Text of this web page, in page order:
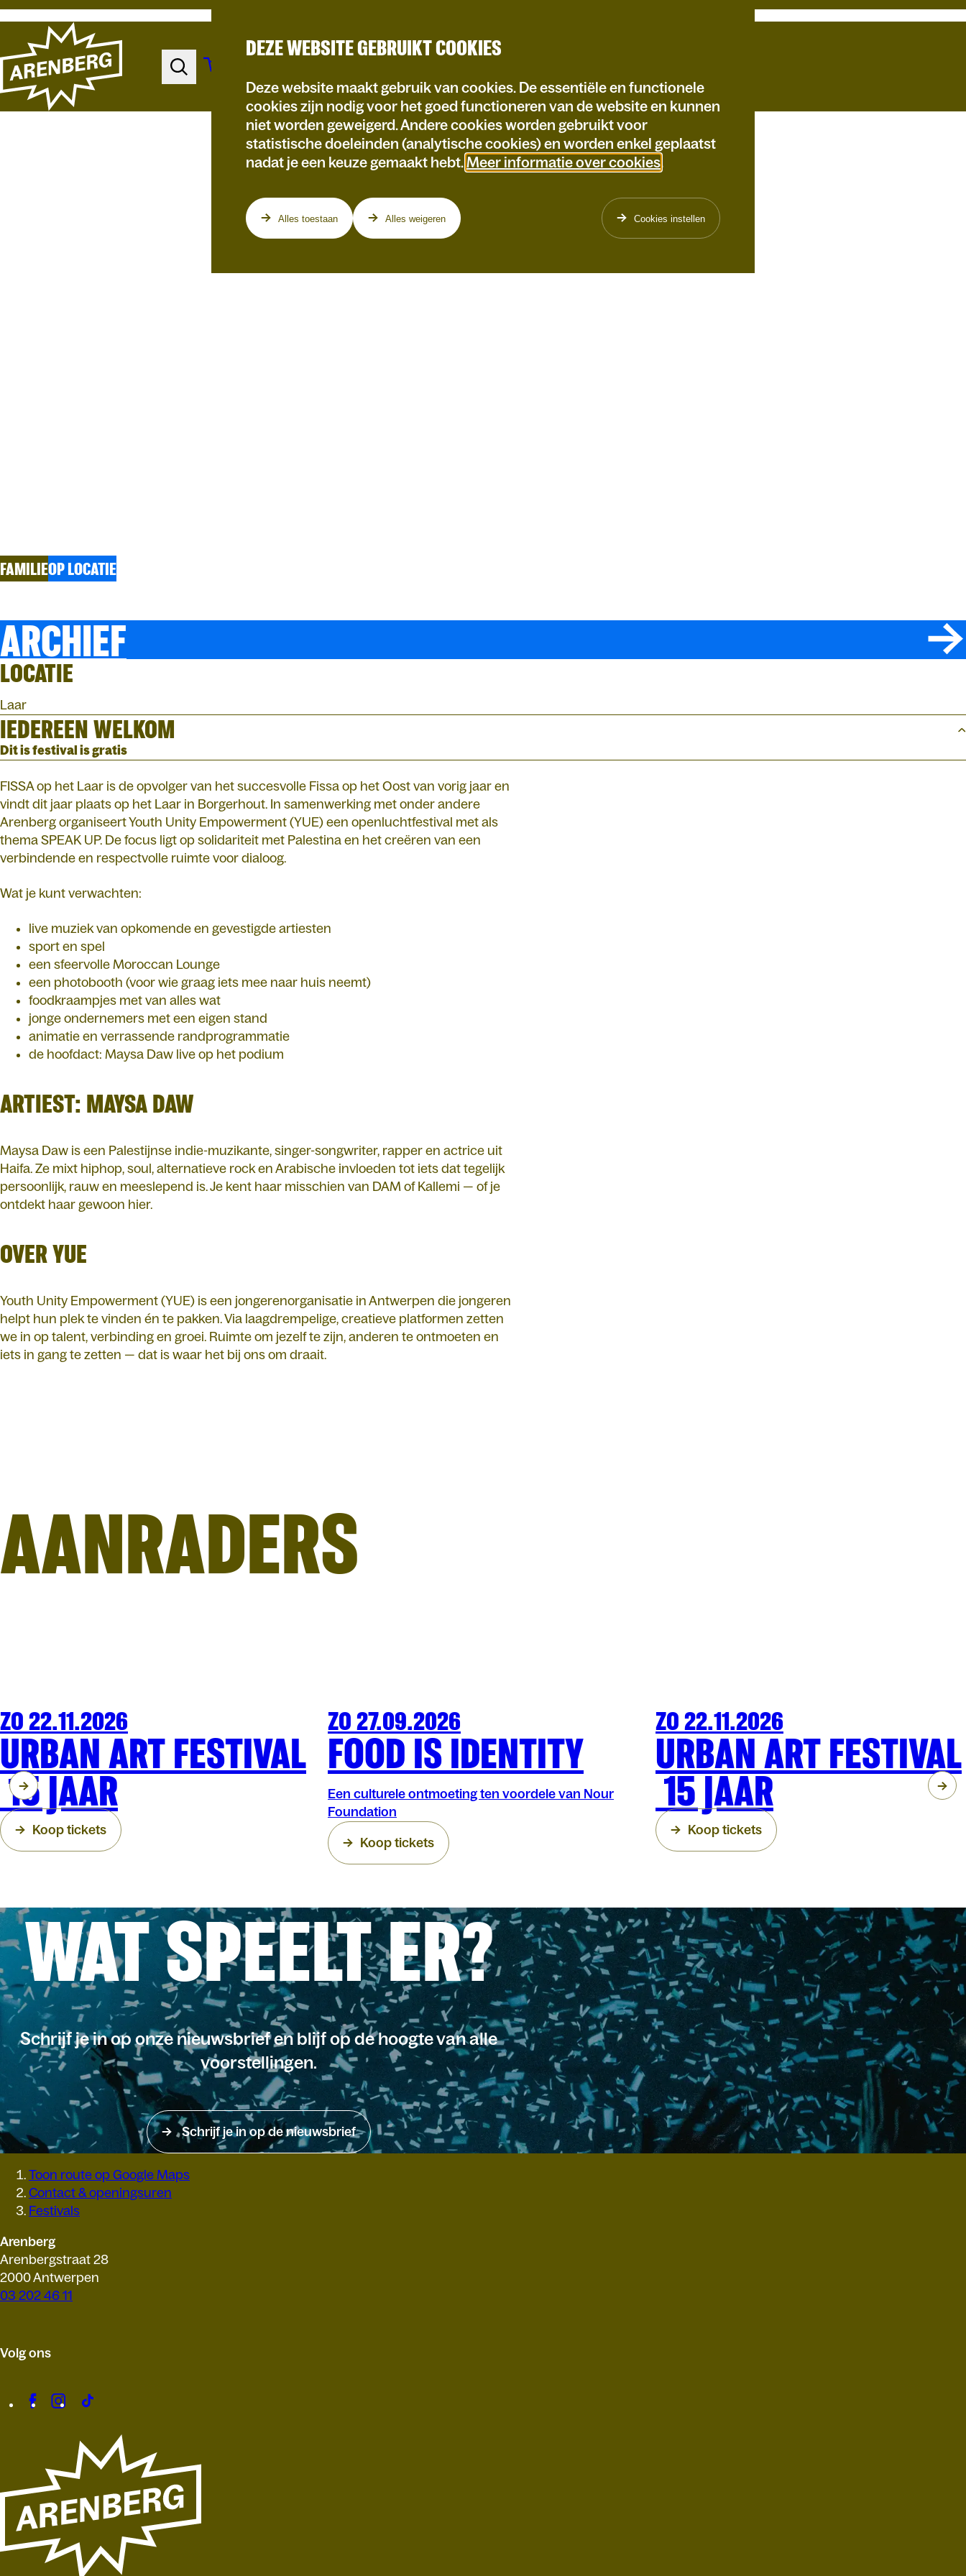
DEZE WEBSITE GEBRUIKT COOKIES
Deze website maakt gebruik van cookies. De essentiële en functionele
cookies zijn nodig voor het goed functioneren van de website en kunnen
niet worden geweigerd. Andere cookies worden gebruikt voor
statistische doeleinden (analytische cookies) en worden enkel geplaatst
nadat je een keuze gemaakt hebt.Meer informatie over cookies.
Alles toestaan Alles weigeren Cookies instellen
FAMILIEOP LOCATIE
ARCHIEF
LOCATIE
Laar
IEDEREEN WELKOM
Dit is festival is gratis
FISSA op het Laar is de opvolger van het succesvolle Fissa op het Oost van vorig jaar en
vindt dit jaar plaats op het Laar in Borgerhout. In samenwerking met onder andere
Arenberg organiseert Youth Unity Empowerment (YUE) een openluchtfestival met als
thema SPEAK UP. De focus ligt op solidariteit met Palestina en het creëren van een
verbindende en respectvolle ruimte voor dialoog.
Wat je kunt verwachten:
live muziek van opkomende en gevestigde artiesten
sport en spel
een sfeervolle Moroccan Lounge
een photobooth (voor wie graag iets mee naar huis neemt)
foodkraampjes met van alles wat
jonge ondernemers met een eigen stand
animatie en verrassende randprogrammatie
de hoofdact: Maysa Daw live op het podium
ARTIEST: MAYSA DAW
Maysa Daw is een Palestijnse indie-muzikante, singer-songwriter, rapper en actrice uit
Haifa. Ze mixt hiphop, soul, alternatieve rock en Arabische invloeden tot iets dat tegelijk
persoonlijk, rauw en meeslepend is. Je kent haar misschien van DAM of Kallemi — of je
ontdekt haar gewoon hier.
OVER YUE
Youth Unity Empowerment (YUE) is een jongerenorganisatie in Antwerpen die jongeren
helpt hun plek te vinden én te pakken. Via laagdrempelige, creatieve platformen zetten
we in op talent, verbinding en groei. Ruimte om jezelf te zijn, anderen te ontmoeten en
iets in gang te zetten — dat is waar het bij ons om draait.
AANRADERS
FAMILIEARENBERG
ZO 22.11.2026
URBAN ART FESTIVAL
15 JAAR
Koop tickets
FAMILIEARENBERG
ZO 27.09.2026
FOOD IS IDENTITY
Een culturele ontmoeting ten voordele van Nour
Foundation
Koop tickets
FAMILIEARENBERG
ZO 22.11.2026
URBAN ART FESTIVAL
15 JAAR
Koop tickets
WAT SPEELT ER?
Schrijf je in op onze nieuwsbrief en blijf op de hoogte van alle
voorstellingen.
Schrijf je in op de nieuwsbrief
Toon route op Google Maps
Contact & openingsuren
Festivals
Arenberg
Arenbergstraat 28
2000 Antwerpen
03 202 46 11
Volg ons